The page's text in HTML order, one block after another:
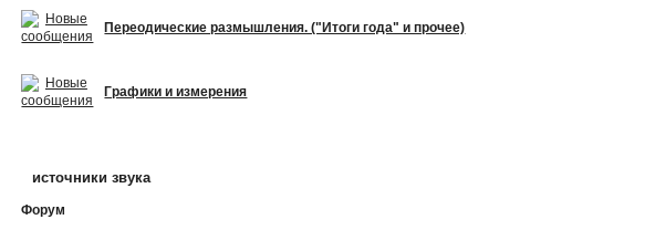
Переодические размышления. ("Итоги года" и прочее)
Графики и измерения
источники звука
Форум